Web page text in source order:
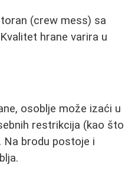
(crew mess) sa
hrane varira u
osoblje može izaći u
restrikcija (kao što
Na brodu postoje i